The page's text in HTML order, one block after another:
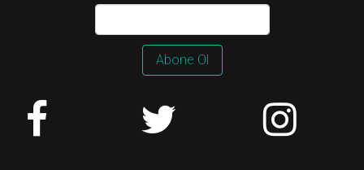
Abone Ol